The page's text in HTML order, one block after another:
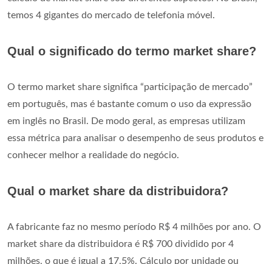
temos 4 gigantes do mercado de telefonia móvel.
Qual o significado do termo market share?
O termo market share significa “participação de mercado”
em português, mas é bastante comum o uso da expressão
em inglês no Brasil. De modo geral, as empresas utilizam
essa métrica para analisar o desempenho de seus produtos e
conhecer melhor a realidade do negócio.
Qual o market share da distribuidora?
A fabricante faz no mesmo período R$ 4 milhões por ano. O
market share da distribuidora é R$ 700 dividido por 4
milhões, o que é igual a 17,5%. Cálculo por unidade ou